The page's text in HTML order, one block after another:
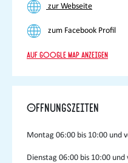
zur Webseite
zum Facebook Profil
Auf Google Map anzeigen
Öffnungszeiten
Montag 06:00 bis 10:00 und
Dienstag 06:00 bis 10:00